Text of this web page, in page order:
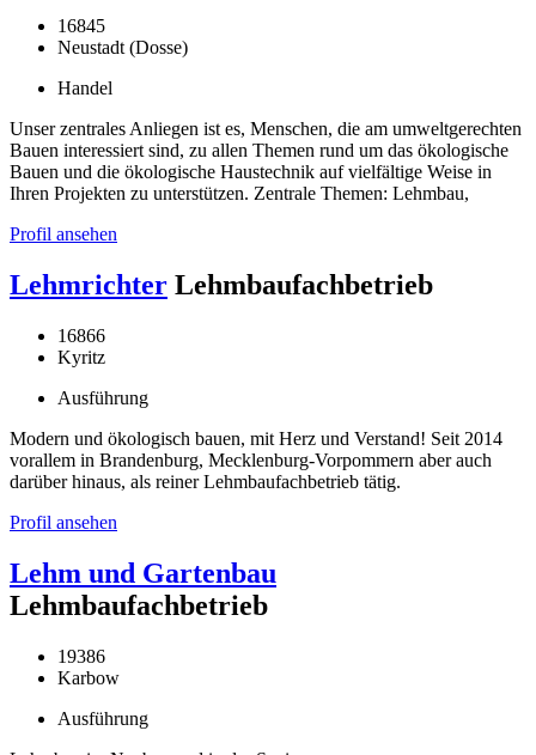
16845
Neustadt (Dosse)
Handel
Unser zentrales Anliegen ist es, Menschen, die am umweltgerechten
Bauen interessiert sind, zu allen Themen rund um das ökologische
Bauen und die ökologische Haustechnik auf vielfältige Weise in
Ihren Projekten zu unterstützen. Zentrale Themen: Lehmbau,
Profil ansehen
Lehmrichter Lehmbaufachbetrieb
16866
Kyritz
Ausführung
Modern und ökologisch bauen, mit Herz und Verstand! Seit 2014
vorallem in Brandenburg, Mecklenburg-Vorpommern aber auch
darüber hinaus, als reiner Lehmbaufachbetrieb tätig.
Profil ansehen
Lehm und Gartenbau
Lehmbaufachbetrieb
19386
Karbow
Ausführung